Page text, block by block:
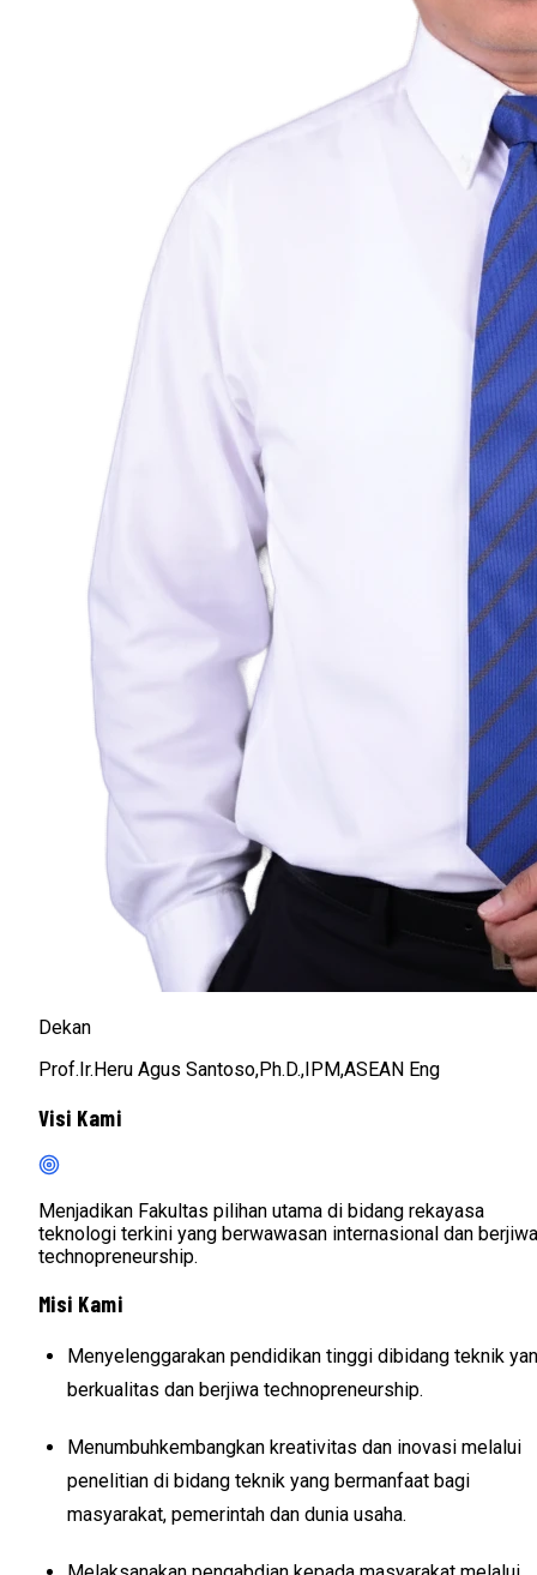
Dekan
Prof.Ir.Heru Agus Santoso,Ph.D.,IPM,ASEAN Eng
Visi Kami
Menjadikan Fakultas pilihan utama di bidang rekayasa
teknologi terkini yang berwawasan internasional dan berjiwa
technopreneurship.
Misi Kami
Menyelenggarakan pendidikan tinggi dibidang teknik
berkualitas dan berjiwa technopreneurship.
Menumbuhkembangkan kreativitas dan inovasi melalui
penelitian di bidang teknik yang bermanfaat bagi
masyarakat, pemerintah dan dunia usaha.